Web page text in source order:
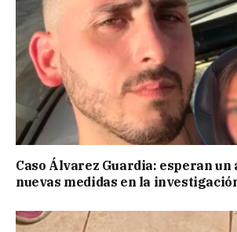
Caso Álvarez Guardia: esperan
nuevas medidas en la